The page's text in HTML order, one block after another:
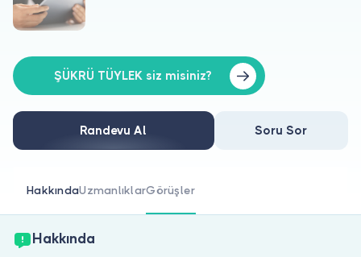
Hakkımızda
Doktorlar için
Doktor musunuz?
ŞÜKRÜ TÜYLEK siz misiniz?
Randevu Al Soru Sor
HakkındaUzmanlıklarGörüşler
Hakkında